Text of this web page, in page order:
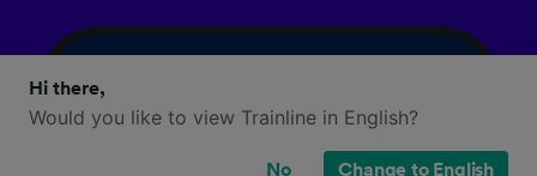
Hi there,
Would you like to view Trainline in English?
No Change to English